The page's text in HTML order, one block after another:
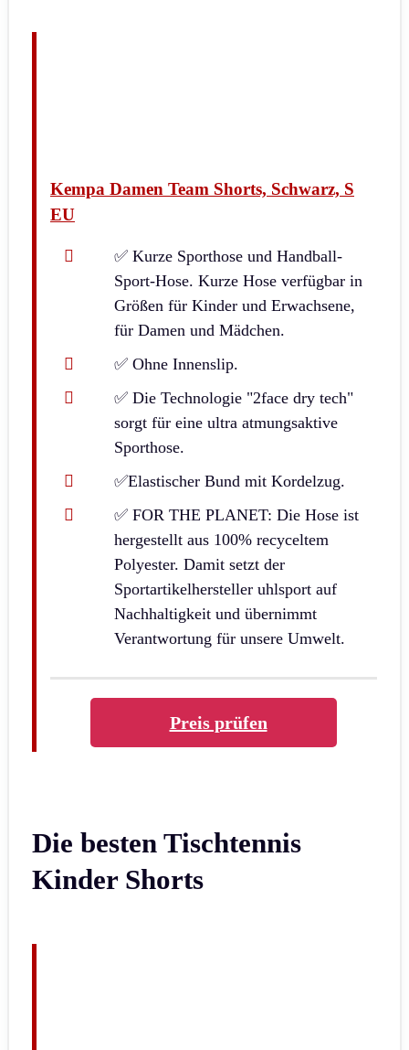
Kempa Damen Team Shorts, Schwarz, S
EU
✅ Kurze Sporthose und Handball-
Sport-Hose. Kurze Hose verfügbar in
Größen für Kinder und Erwachsene,
für Damen und Mädchen.
✅ Ohne Innenslip.
✅ Die Technologie "2face dry tech"
sorgt für eine ultra atmungsaktive
Sporthose.
✅Elastischer Bund mit Kordelzug.
✅ FOR THE PLANET: Die Hose ist
hergestellt aus 100% recyceltem
Polyester. Damit setzt der
Sportartikelhersteller uhlsport auf
Nachhaltigkeit und übernimmt
Verantwortung für unsere Umwelt.
Preis prüfen
Die besten Tischtennis
Kinder Shorts